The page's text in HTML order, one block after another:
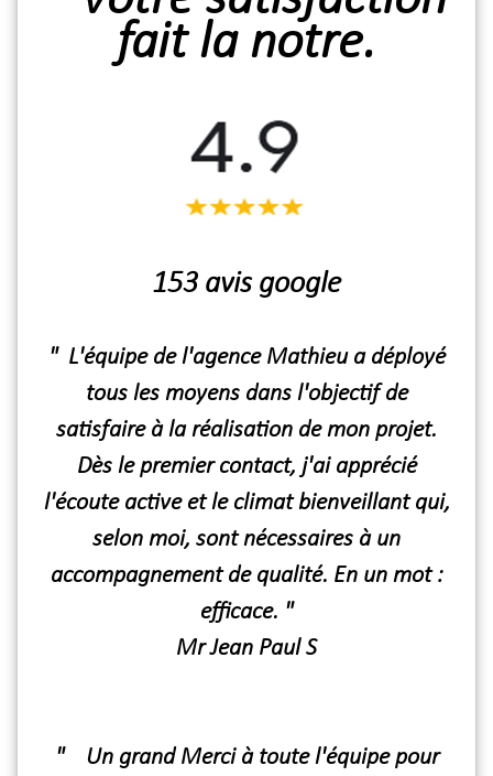
fait la notre.
153 avis google
" L'équipe de l'agence Mathieu a déployé
tous les moyens dans l'objectif de
satisfaire à la réalisation de mon projet.
Dès le premier contact, j'ai apprécié
l'écoute active et le climat bienveillant qui,
selon moi, sont nécessaires à un
accompagnement de qualité. En un mot :
efficace. "
Mr Jean Paul S
" Un grand Merci à toute l'équipe pour